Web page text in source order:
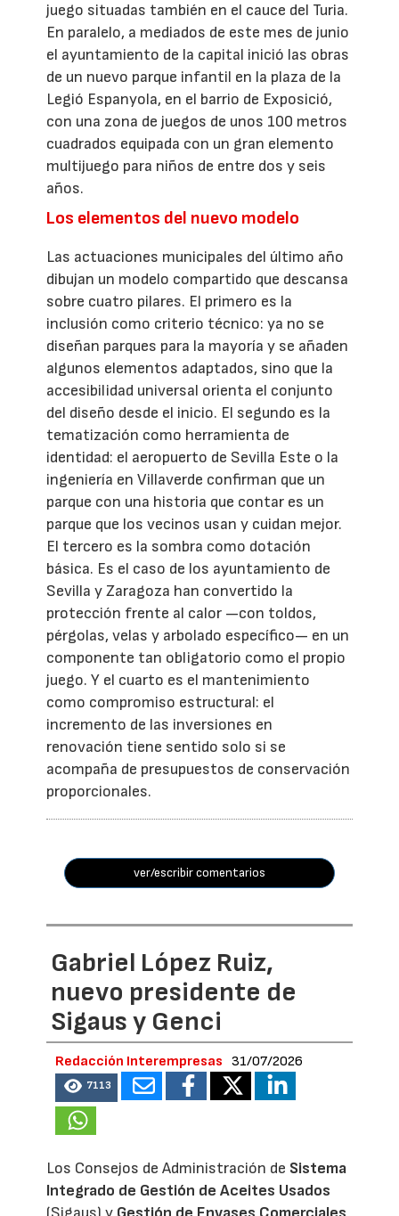
juego situadas también en el cauce del Turia.
En paralelo, a mediados de este mes de junio
el ayuntamiento de la capital inició las obras
de un nuevo parque infantil en la plaza de la
Legió Espanyola, en el barrio de Exposició,
con una zona de juegos de unos 100 metros
cuadrados equipada con un gran elemento
multijuego para niños de entre dos y seis
años.
Los elementos del nuevo modelo
Las actuaciones municipales del último año
dibujan un modelo compartido que descansa
sobre cuatro pilares. El primero es la
inclusión como criterio técnico: ya no se
diseñan parques para la mayoría y se añaden
algunos elementos adaptados, sino que la
accesibilidad universal orienta el conjunto
del diseño desde el inicio. El segundo es la
tematización como herramienta de
identidad: el aeropuerto de Sevilla Este o la
ingeniería en Villaverde confirman que un
parque con una historia que contar es un
parque que los vecinos usan y cuidan mejor.
El tercero es la sombra como dotación
básica. Es el caso de los ayuntamiento de
Sevilla y Zaragoza han convertido la
protección frente al calor —con toldos,
pérgolas, velas y arbolado específico— en un
componente tan obligatorio como el propio
juego. Y el cuarto es el mantenimiento
como compromiso estructural: el
incremento de las inversiones en
renovación tiene sentido solo si se
acompaña de presupuestos de conservación
proporcionales.
ver/escribir comentarios
Gabriel López Ruiz,
nuevo presidente de
Sigaus y Genci
Redacción Interempresas 31/07/2026
7113
Los Consejos de Administración de Sistema
Integrado de Gestión de Aceites Usados